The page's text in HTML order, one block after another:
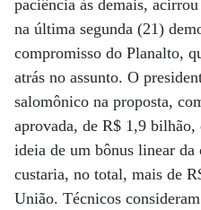
paciência às demais,
na última segunda (21)
compromisso do Planalto,
atrás no assunto. O
salomônico na proposta,
aprovada, de R$ 1,9 bilhão,
ideia de um bônus linear
custaria, no total, mais de
União. Técnicos